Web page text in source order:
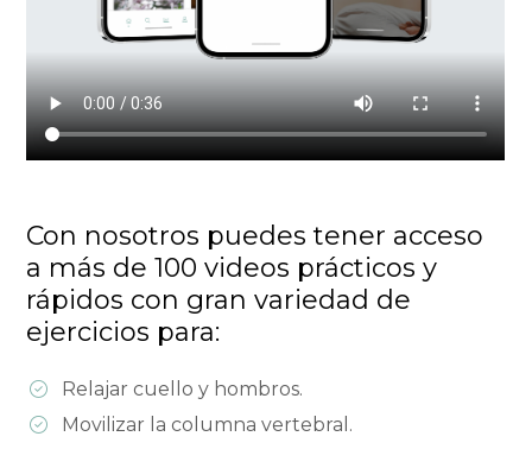
Con nosotros puedes tener acceso
a más de 100 videos prácticos y
rápidos con gran variedad de
ejercicios para:
Relajar cuello y hombros.
Movilizar la columna vertebral.